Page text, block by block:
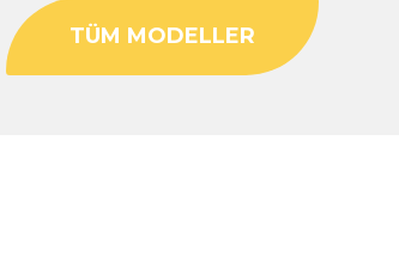
TÜM MODELLER